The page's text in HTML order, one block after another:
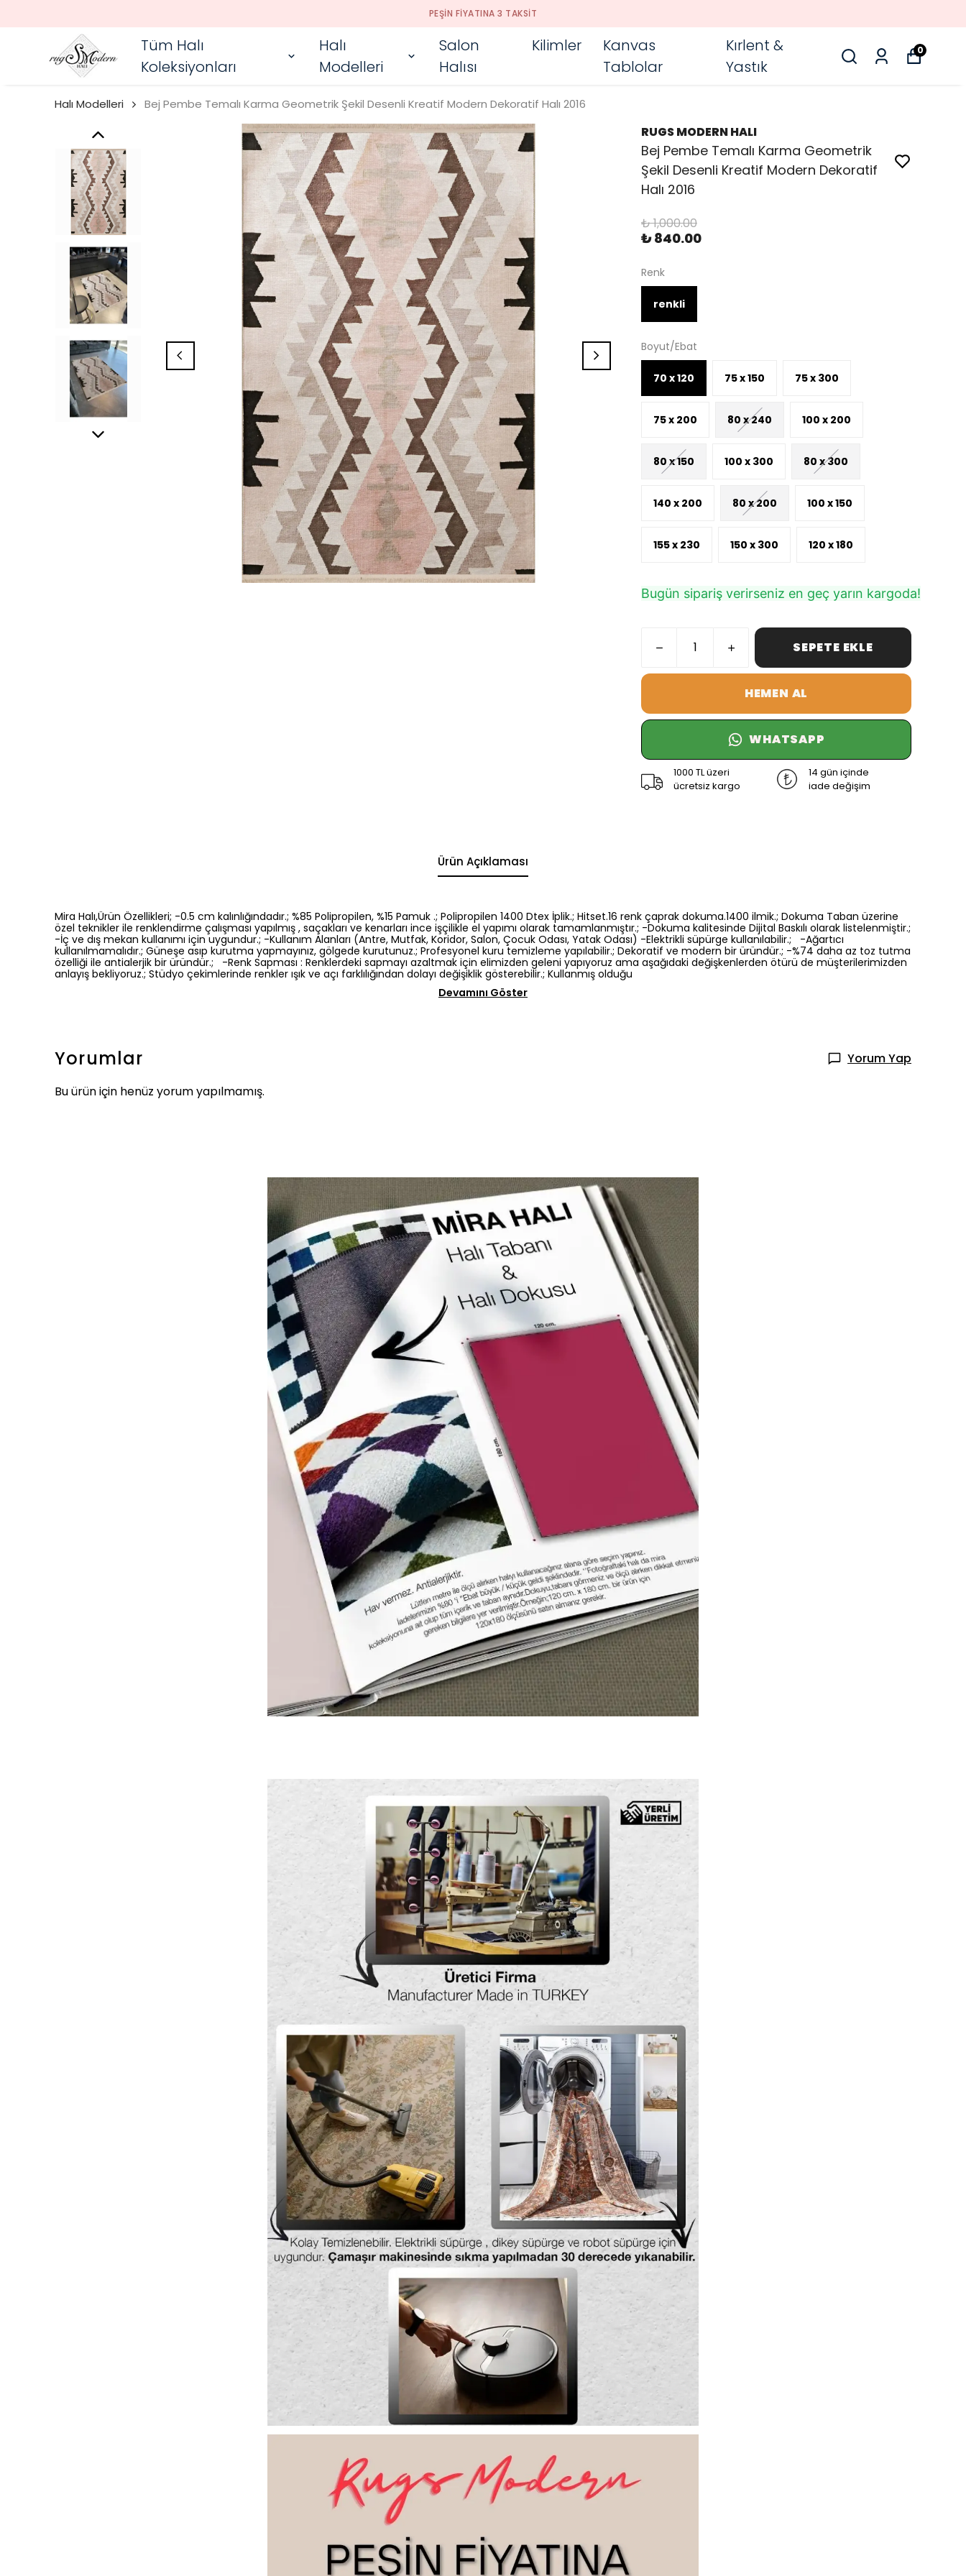
PEŞIN FIYATINA 3 TAKSIT
Tüm Halı
Koleksiyonları
Halı
Modelleri
Salon
Halısı
Kilimler
Kanvas
Tablolar
Kırlent &
Yastık
0
Halı Modelleri Bej Pembe Temalı Karma Geometrik Şekil Desenli Kreatif Modern Dekoratif Halı 2016
RUGS MODERN HALI
Bej Pembe Temalı Karma Geometrik
Şekil Desenli Kreatif Modern Dekoratif
Halı 2016
₺ 1,000.00
₺ 840.00
Renk
renkli
Boyut/Ebat
70 x 120 75 x 150 75 x 300
75 x 200 80 x 240 100 x 200
80 x 150 100 x 300 80 x 300
140 x 200 80 x 200 100 x 150
155 x 230 150 x 300 120 x 180
Bugün sipariş verirseniz en geç yarın kargoda!
SEPETE EKLE
HEMEN AL
WHATSAPP
1000 TL üzeri
ücretsiz kargo
14 gün içinde
iade değişim
Ürün Açıklaması
Mira Halı,Ürün Özellikleri; -0.5 cm kalınlığındadır.; %85 Polipropilen, %15 Pamuk .; Polipropilen 1400 Dtex İplik.; Hitset.16 renk çaprak dokuma.1400 ilmik.; Dokuma Taban üzerine
özel teknikler ile renklendirme çalışması yapılmış , saçakları ve kenarları ince işçilikle el yapımı olarak tamamlanmıştır.; -Dokuma kalitesinde Dijital Baskılı olarak listelenmiştir.;
-İç ve dış mekan kullanımı için uygundur.; -Kullanım Alanları (Antre, Mutfak, Koridor, Salon, Çocuk Odası, Yatak Odası) -Elektrikli süpürge kullanılabilir.; -Ağartıcı
kullanılmamalıdır.; Güneşe asıp kurutma yapmayınız, gölgede kurutunuz.; Profesyonel kuru temizleme yapılabilir.; Dekoratif ve modern bir üründür.; -%74 daha az toz tutma
özelliği ile antialerjik bir üründür.; -Renk Sapması : Renklerdeki sapmayı azaltmak için elimizden geleni yapıyoruz ama aşağıdaki değişkenlerden ötürü de müşterilerimizden
anlayış bekliyoruz.; Stüdyo çekimlerinde renkler ışık ve açı farklılığından dolayı değişiklik gösterebilir.; Kullanmış olduğu
Devamını Göster
Yorumlar
Yorum Yap
Bu ürün için henüz yorum yapılmamış.